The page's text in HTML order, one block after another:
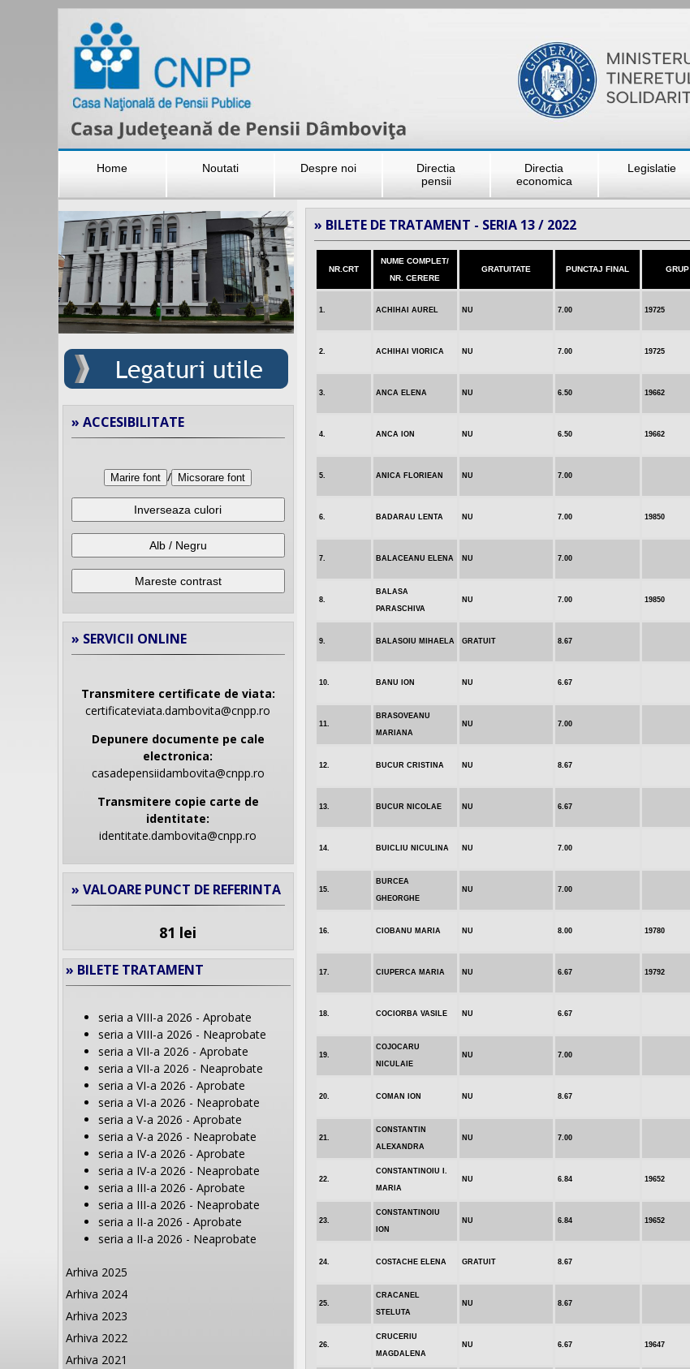
Home Noutati Despre noi
Directia
pensii
Directia
economica
Legislatie
» ACCESIBILITATE
Marire font / Micsorare font
Inverseaza culori
Alb / Negru
Mareste contrast
» SERVICII ONLINE
Transmitere certificate de viata:
certificateviata.dambovita@cnpp.ro
Depunere documente pe cale
electronica:
casadepensiidambovita@cnpp.ro
Transmitere copie carte de
identitate:
identitate.dambovita@cnpp.ro
» VALOARE PUNCT DE REFERINTA
81 lei
» BILETE TRATAMENT
seria a VIII-a 2026 - Aprobate
seria a VIII-a 2026 - Neaprobate
seria a VII-a 2026 - Aprobate
seria a VII-a 2026 - Neaprobate
seria a VI-a 2026 - Aprobate
seria a VI-a 2026 - Neaprobate
seria a V-a 2026 - Aprobate
seria a V-a 2026 - Neaprobate
seria a IV-a 2026 - Aprobate
seria a IV-a 2026 - Neaprobate
seria a III-a 2026 - Aprobate
seria a III-a 2026 - Neaprobate
seria a II-a 2026 - Aprobate
seria a II-a 2026 - Neaprobate
Arhiva 2025
Arhiva 2024
Arhiva 2023
Arhiva 2022
Arhiva 2021
» BILETE DE TRATAMENT - SERIA 13 / 2022
NR.CRT
NUME COMPLET/
NR. CERERE
GRATUITATE PUNCTAJ FINAL GRUP
1. ACHIHAI AUREL NU 7.00 19725
2. ACHIHAI VIORICA NU 7.00 19725
3. ANCA ELENA NU 6.50 19662
4. ANCA ION NU 6.50 19662
5. ANICA FLORIEAN NU 7.00
6. BADARAU LENTA NU 7.00 19850
7. BALACEANU ELENA NU 7.00
8.
BALASA
PARASCHIVA
NU 7.00 19850
9. BALASOIU MIHAELA GRATUIT 8.67
10. BANU ION NU 6.67
11.
BRASOVEANU
MARIANA
NU 7.00
12. BUCUR CRISTINA NU 8.67
13. BUCUR NICOLAE NU 6.67
14. BUICLIU NICULINA NU 7.00
15.
BURCEA
GHEORGHE
NU 7.00
16. CIOBANU MARIA NU 8.00 19780
17. CIUPERCA MARIA NU 6.67 19792
18. COCIORBA VASILE NU 6.67
19.
COJOCARU
NICULAIE
NU 7.00
20. COMAN ION NU 8.67
21.
CONSTANTIN
ALEXANDRA
NU 7.00
22.
CONSTANTINOIU I.
MARIA
NU 6.84 19652
23.
CONSTANTINOIU
ION
NU 6.84 19652
24. COSTACHE ELENA GRATUIT 8.67
25.
CRACANEL
STELUTA
NU 8.67
26.
CRUCERIU
MAGDALENA
NU 6.67 19647